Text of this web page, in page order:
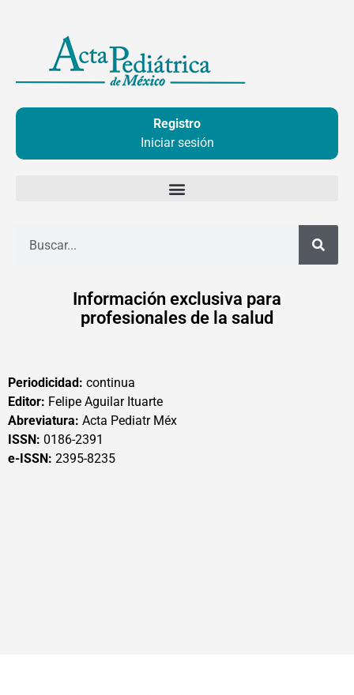
contenido
Registro
Iniciar sesión
Información exclusiva para
profesionales de la salud
Periodicidad: continua
Editor: Felipe Aguilar Ituarte
Abreviatura: Acta Pediatr Méx
ISSN: 0186-2391
e-ISSN: 2395-8235